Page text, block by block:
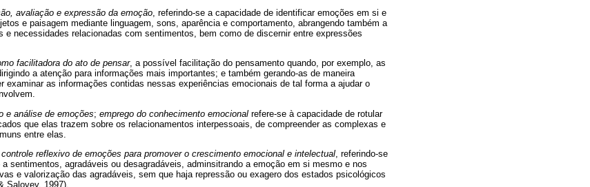
avaliação e expressão da emoção, referindo-se a capacidade de identificar emoções em si e
e paisagem mediante linguagem, sons, aparência e comportamento, abrangendo também a
e necessidades relacionadas com sentimentos, bem como de discernir entre expressões
facilitadora do ato de pensar, a possível facilitação do pensamento quando, por exemplo, as
a atenção para informações mais importantes; e também gerando-as de maneira
examinar as informações contidas nessas experiências emocionais de tal forma a ajudar o
e análise de emoções; emprego do conhecimento emocional refere-se à capacidade de rotular
que elas trazem sobre os relacionamentos interpessoais, de compreender as complexas e
entre elas.
controle reflexivo de emoções para promover o crescimento emocional e intelectual , referindo-se
sentimentos, agradáveis ou desagradáveis, adminsitrando a emoção em si mesmo e nos
e valorização das agradáveis, sem que haja repressão ou exagero dos estados psicológicos
Salovey, 1997).